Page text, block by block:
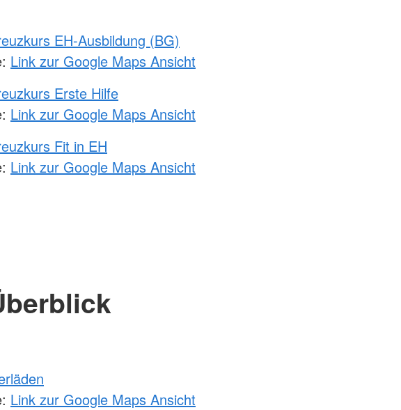
EH-Ausbildung (BG)
Link zur Google Maps Ansicht
Erste Hilfe
Link zur Google Maps Ansicht
Fit in EH
Link zur Google Maps Ansicht
Link zur Google Maps Ansicht